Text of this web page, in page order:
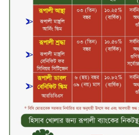
গভর্নর
জীবননগর
অনুপ্রবেশের
আটক